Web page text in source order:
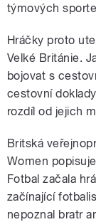
týmových
Hráčky proto
Velké Británie.
bojovat s
cestovní
rozdíl od jejich
Britská
Women
Fotbal začala
začínající
nepoznal bratr